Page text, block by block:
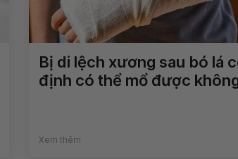
Bị di lệch xương sau bó lá
định có thể mổ được
Xem thêm